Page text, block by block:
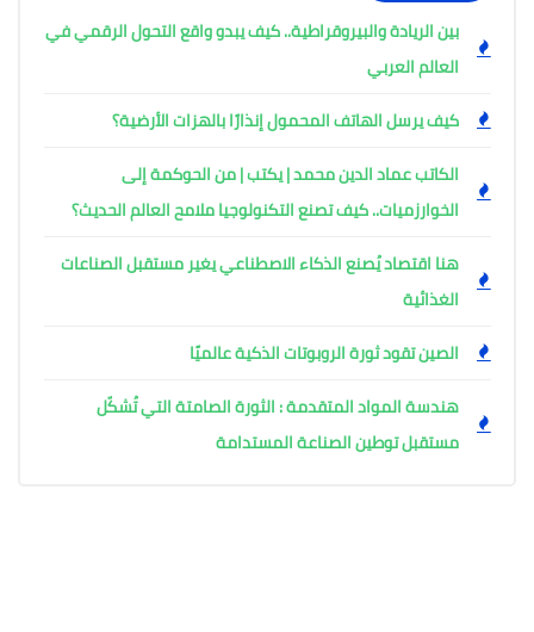
بين الريادة والبيروقراطية.. كيف يبدو واقع التحول الرقمي في
العالم العربي
كيف يرسل الهاتف المحمول إنذارًا بالهزات الأرضية؟
الكاتب عماد الدين محمد | يكتب | من الحوكمة إلى
الخوارزميات.. كيف تصنع التكنولوجيا ملامح العالم الحديث؟
هنا اقتصاد يُصنع الذكاء الاصطناعي يغير مستقبل الصناعات
الغذائية
الصين تقود ثورة الروبوتات الذكية عالميًا
هندسة المواد المتقدمة : الثورة الصامتة التي تُشكّل
مستقبل توطين الصناعة المستدامة